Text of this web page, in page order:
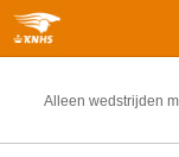
Alleen wedstrijden